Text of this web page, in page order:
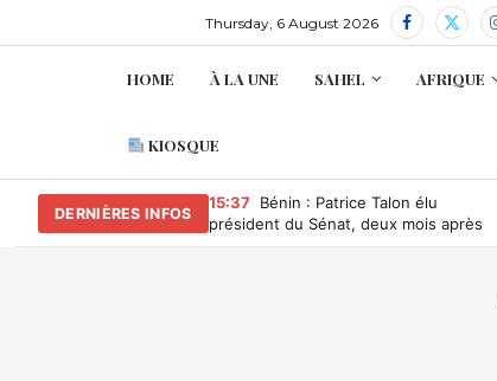
Thursday, 6 August 2026
HOME À LA UNE SAHEL AFRIQUE
KIOSQUE
DERNIÈRES INFOS
15:37 Bénin : Patrice Talon élu
président du Sénat, deux mois après